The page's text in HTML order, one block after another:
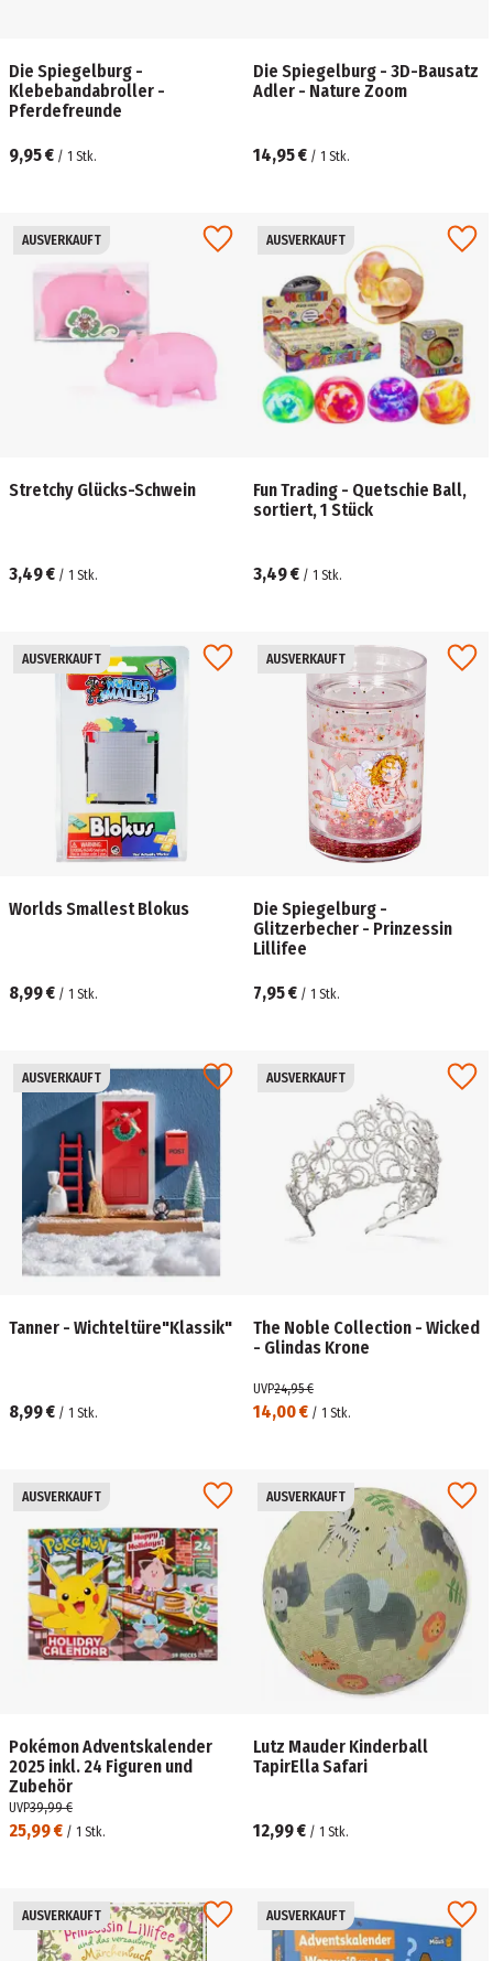
Die Spiegelburg -
Klebebandabroller -
Pferdefreunde
9,95 € / 1 Stk.
Die Spiegelburg - 3D-Bausatz
Adler - Nature Zoom
14,95 € / 1 Stk.
AUSVERKAUFT
Stretchy Glücks-Schwein
3,49 € / 1 Stk.
AUSVERKAUFT
Fun Trading - Quetschie Ball,
sortiert, 1 Stück
3,49 € / 1 Stk.
AUSVERKAUFT
Worlds Smallest Blokus
8,99 € / 1 Stk.
AUSVERKAUFT
Die Spiegelburg -
Glitzerbecher - Prinzessin
Lillifee
7,95 € / 1 Stk.
AUSVERKAUFT
Tanner - Wichteltüre"Klassik"
8,99 € / 1 Stk.
AUSVERKAUFT
The Noble Collection - Wicked
- Glindas Krone
14,00 € / 1 Stk.
UVP24,95 €
AUSVERKAUFT
Pokémon Adventskalender
2025 inkl. 24 Figuren und
Zubehör
25,99 € / 1 Stk.
UVP39,99 €
AUSVERKAUFT
Lutz Mauder Kinderball
TapirElla Safari
12,99 € / 1 Stk.
AUSVERKAUFT AUSVERKAUFT